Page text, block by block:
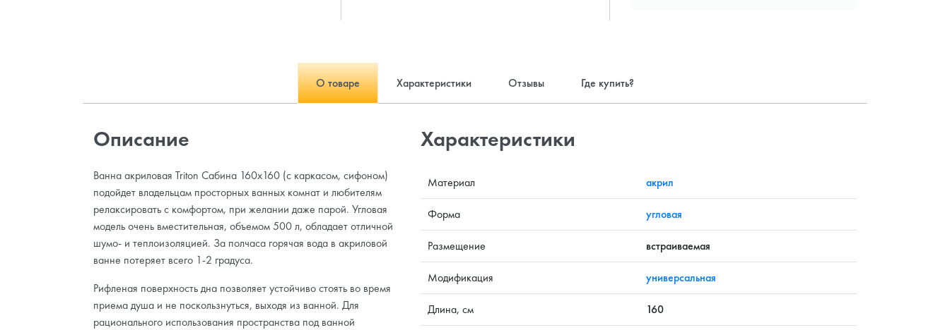
О товаре Характеристики Отзывы Где купить?
Описание
Ванна акриловая Triton Сабина 160x160 (с каркасом, сифоном)
подойдет владельцам просторных ванных комнат и любителям
релаксировать с комфортом, при желании даже парой. Угловая
модель очень вместительная, объемом 500 л, обладает отличной
шумо- и теплоизоляцией. За полчаса горячая вода в акриловой
ванне потеряет всего 1-2 градуса.
Рифленая поверхность дна позволяет устойчиво стоять во время
приема душа и не поскользнуться, выходя из ванной. Для
рационального использования пространства под ванной
Характеристики
Материал акрил
Форма угловая
Размещение встраиваемая
Модификация универсальная
Длина, см 160